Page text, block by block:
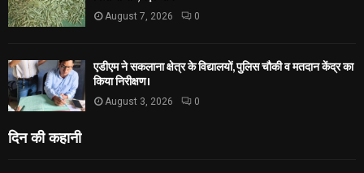
August 7, 2026 0
एडीएम ने सकलाना क्षेत्र के विद्यालयों, पुलिस चौकी व मतदान केंद्र का
किया निरीक्षण।
August 3, 2026 0
दिन की कहानी